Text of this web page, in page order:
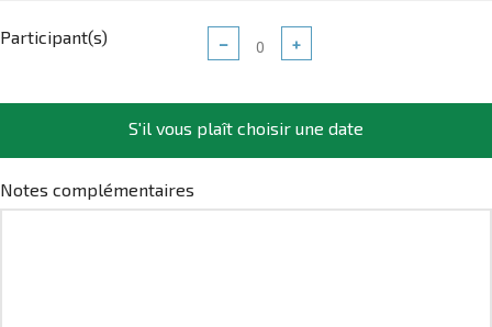
Participant(s) − +
S'il vous plaît choisir une date
Notes complémentaires